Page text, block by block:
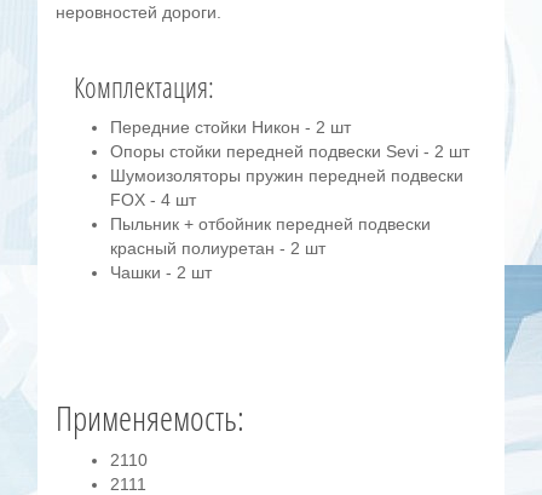
неровностей дороги.
Комплектация:
Передние стойки Никон - 2 шт
Опоры стойки передней подвески Sevi - 2 шт
Шумоизоляторы пружин передней подвески
FOX - 4 шт
Пыльник + отбойник передней подвески
красный полиуретан - 2 шт
Чашки - 2 шт
Применяемость:
2110
2111